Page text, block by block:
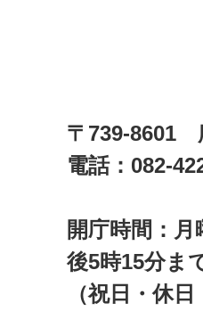
〒739-8601
電話：082-
開庁時間：
後5時15分ま
（祝日・休